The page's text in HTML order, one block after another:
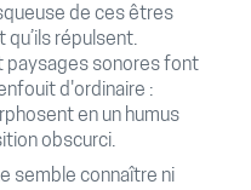
de ces êtres
répulsent.
paysages sonores font
d'ordinaire :
en un humus
obscurci.
semble connaître ni